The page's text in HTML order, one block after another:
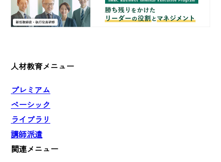
人材教育メニュー
プレミアム
ベーシック
ライブラリ
講師派遣
関連メニュー